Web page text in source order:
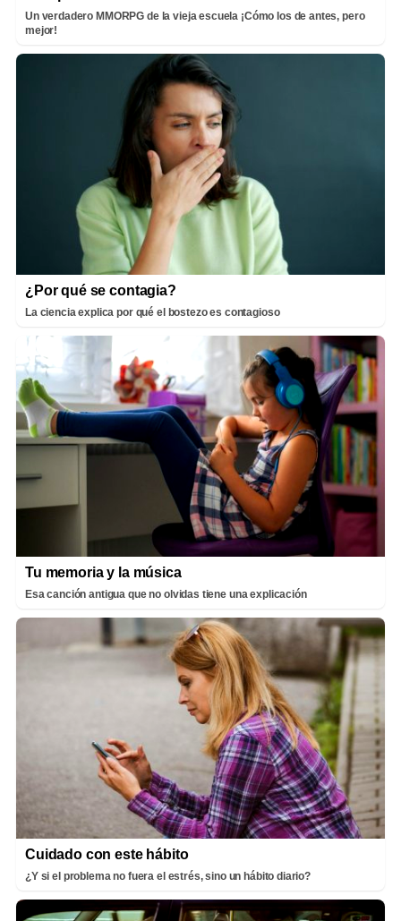
Un verdadero MMORPG de la vieja escuela ¡Cómo los de antes, pero
mejor!
¿Por qué se contagia?
La ciencia explica por qué el bostezo es contagioso
Tu memoria y la música
Esa canción antigua que no olvidas tiene una explicación
Cuidado con este hábito
¿Y si el problema no fuera el estrés, sino un hábito diario?